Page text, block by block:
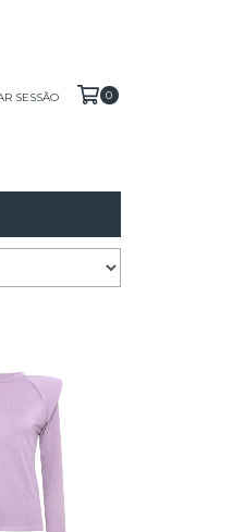
SESSÃO 0